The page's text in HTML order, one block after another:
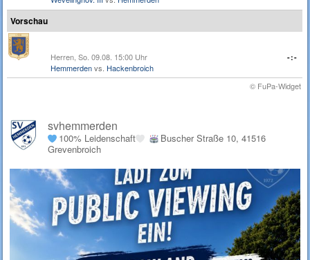
Vorschau
Herren, So. 09.08. 15:00 Uhr
Hemmerdenvs. Hackenbroich
-:-
© FuPa-Widget
svhemmerden
100% Leidenschaft
Buscher Straße 10, 41516
Grevenbroich